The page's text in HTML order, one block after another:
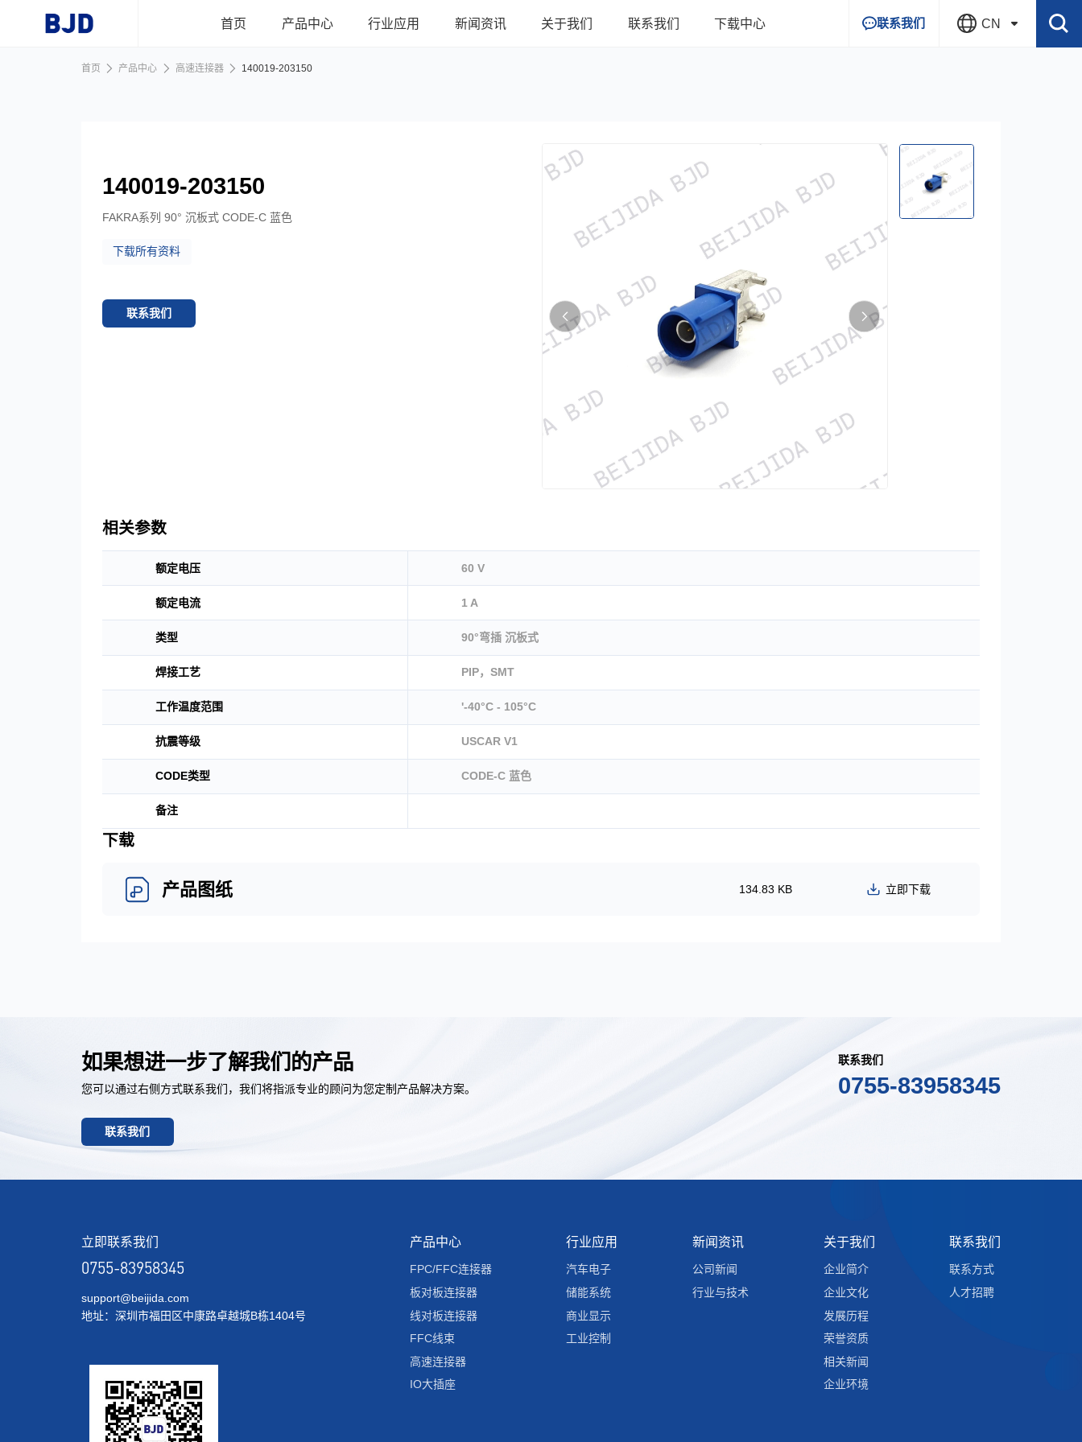
跳到主要内容 首页 产品中心 行业应用 新闻资讯 关于我们 联系我们 下载中心 联系我们 CN
首页 产品中心 高速连接器 140019-203150
140019-203150
FAKRA系列 90° 沉板式 CODE-C 蓝色
下载所有资料
联系我们
相关参数
额定电压 60 V
额定电流 1 A
类型 90°弯插 沉板式
焊接工艺 PIP，SMT
工作温度范围 '-40°C - 105°C
抗震等级 USCAR V1
CODE类型 CODE-C 蓝色
备注
下载
产品图纸 134.83 KB 立即下载
如果想进一步了解我们的产品
您可以通过右侧方式联系我们，我们将指派专业的顾问为您定制产品解决方案。
联系我们
联系我们
0755-83958345
立即联系我们
0755-83958345
support@beijida.com
地址：深圳市福田区中康路卓越城B栋1404号
产品中心
FPC/FFC连接器
板对板连接器
线对板连接器
FFC线束
高速连接器
IO大插座
行业应用
汽车电子
储能系统
商业显示
工业控制
新闻资讯
公司新闻
行业与技术
关于我们
企业简介
企业文化
发展历程
荣誉资质
相关新闻
企业环境
联系我们
联系方式
人才招聘